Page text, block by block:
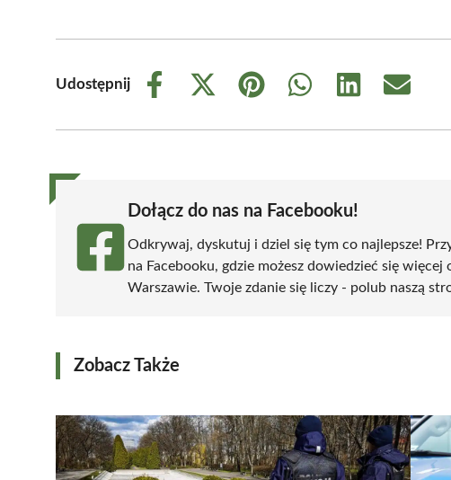
Udostępnij
Share
Share
(Twitter)
Share
Share
Share
Share
Dołącz do nas na Facebooku!
Odkrywaj, dyskutuj i dziel się tym co najlepsze!
na Facebooku, gdzie możesz dowiedzieć się
Warszawie. Twoje zdanie się liczy - polub naszą
Zobacz Także